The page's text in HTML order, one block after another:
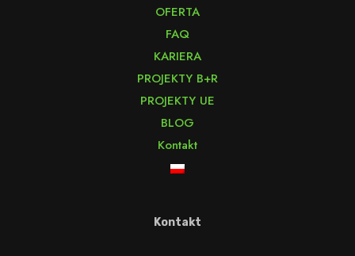
OFERTA
FAQ
KARIERA
PROJEKTY B+R
PROJEKTY UE
BLOG
Kontakt
Kontakt